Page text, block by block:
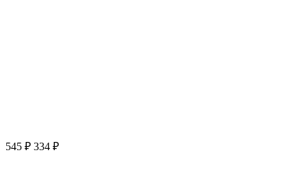
545 ₽ 334 ₽